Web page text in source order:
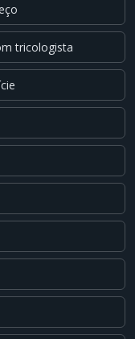
tricologista